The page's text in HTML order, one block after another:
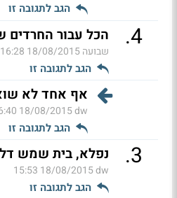
הגב לתגובה זו
4
. הכל עבור החרדים
שבועה18/08/2015 16:28
הגב לתגובה זו
אף אחד לא
dw
18/08/2015 16:40
הגב לתגובה זו
3
. נפלא, בית שמש
dw
18/08/2015 15:53
הגב לתגובה זו